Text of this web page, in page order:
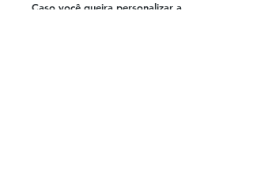
Caso você queira personalizar a